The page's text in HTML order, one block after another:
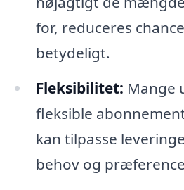
for, reduceres
betydeligt.
Fleksibilitet: Mange
fleksible
kan tilpasse
behov og